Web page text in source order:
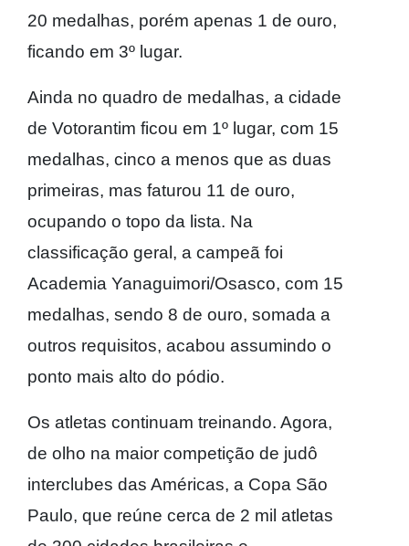
20 medalhas, porém apenas 1 de ouro,
ficando em 3º lugar.
Ainda no quadro de medalhas, a cidade
de Votorantim ficou em 1º lugar, com 15
medalhas, cinco a menos que as duas
primeiras, mas faturou 11 de ouro,
ocupando o topo da lista. Na
classificação geral, a campeã foi
Academia Yanaguimori/Osasco, com 15
medalhas, sendo 8 de ouro, somada a
outros requisitos, acabou assumindo o
ponto mais alto do pódio.
Os atletas continuam treinando. Agora,
de olho na maior competição de judô
interclubes das Américas, a Copa São
Paulo, que reúne cerca de 2 mil atletas